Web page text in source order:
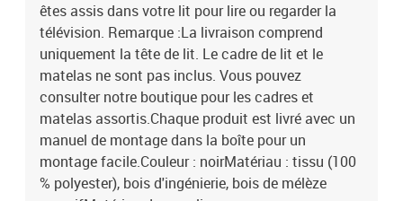
êtes assis dans votre lit pour lire ou regarder la
télévision. Remarque :La livraison comprend
uniquement la tête de lit. Le cadre de lit et le
matelas ne sont pas inclus. Vous pouvez
consulter notre boutique pour les cadres et
matelas assortis.Chaque produit est livré avec un
manuel de montage dans la boîte pour un
montage facile.Couleur : noirMatériau : tissu (100
% polyester), bois d'ingénierie, bois de mélèze